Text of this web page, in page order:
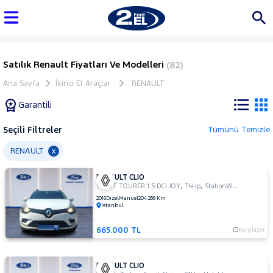
Satılık Renault Fiyatları Ve Modelleri (82)
Ana Sayfa İkinci El Araçlar RENAULT
Garantili
Tüm
Araçlar
AUDI
BMC
BMW
BYD
Seçili Filtreler Tümünü Temizle
RENAULT x
RENAULT CLIO
SPORT TOURER 1.5 DCI JOY,74Hp, StationWagon
2016DizelManuel204.289 Km
İstanbul
665.000 TL Karşılaştır
RENAULT CLIO